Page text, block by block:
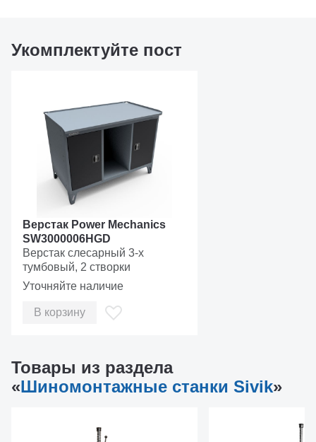
Укомплектуйте пост
Верстак Power Mechanics
SW3000006HGD
Верстак слесарный 3-х
тумбовый, 2 створки
Уточняйте наличие
В корзину
Товары из раздела
«Шиномонтажные станки Sivik»